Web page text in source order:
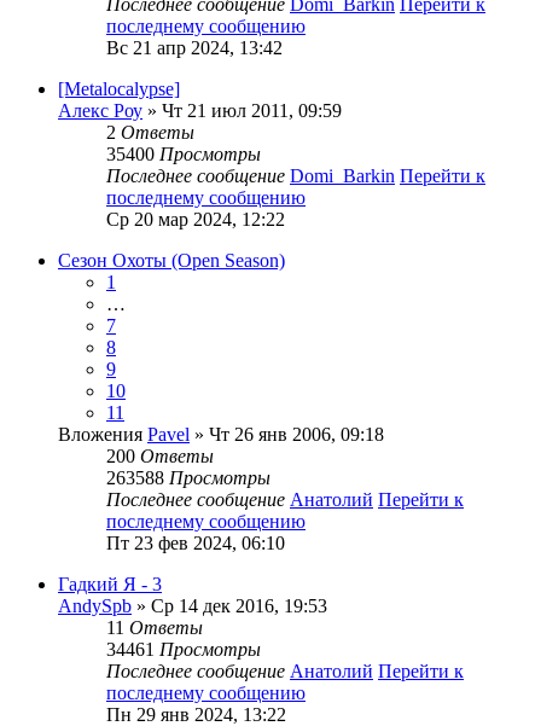
Последнее сообщение Domi_Barkin
Перейти к
последнему сообщению
Вс 21 апр 2024, 13:42
[Metalocalypse]
Алекс Роу » Чт 21 июл 2011, 09:59
2 Ответы
35400 Просмотры
Последнее сообщение Domi_Barkin Перейти к
последнему сообщению
Ср 20 мар 2024, 12:22
Сезон Охоты (Open Season)
1
…
7
8
9
10
11
Вложения Pavel » Чт 26 янв 2006, 09:18
200 Ответы
263588 Просмотры
Последнее сообщение Анатолий Перейти к
последнему сообщению
Пт 23 фев 2024, 06:10
Гадкий Я - 3
AndySpb » Ср 14 дек 2016, 19:53
11 Ответы
34461 Просмотры
Последнее сообщение Анатолий Перейти к
последнему сообщению
Пн 29 янв 2024, 13:22